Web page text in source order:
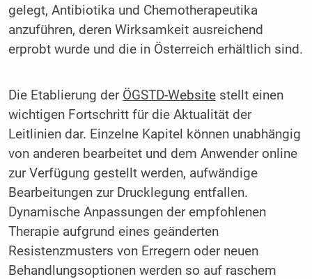
gelegt, Antibiotika und Chemotherapeutika
anzuführen, deren Wirksamkeit ausreichend
erprobt wurde und die in Österreich erhältlich sind.
Die Etablierung der ÖGSTD-Websitestellt einen
wichtigen Fortschritt für die Aktualität der
Leitlinien dar. Einzelne Kapitel können unabhängig
von anderen bearbeitet und dem Anwender online
zur Verfügung gestellt werden, aufwändige
Bearbeitungen zur Drucklegung entfallen.
Dynamische Anpassungen der empfohlenen
Therapie aufgrund eines geänderten
Resistenzmusters von Erregern oder neuen
Behandlungsoptionen werden so auf raschem